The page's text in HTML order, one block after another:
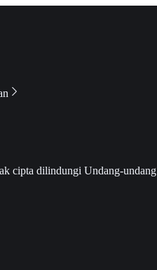
cipta dilindungi Undang-undang